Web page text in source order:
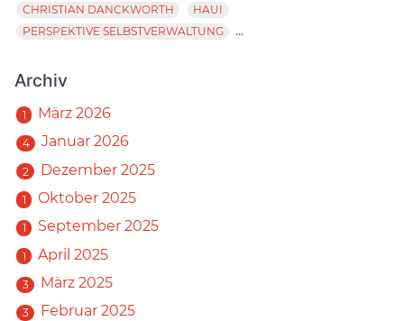
CHRISTIAN DANCKWORTH
HAUI
PERSPEKTIVE SELBSTVERWALTUNG
...
Archiv
1 März 2026
4 Januar 2026
2 Dezember 2025
1 Oktober 2025
1 September 2025
1 April 2025
3 März 2025
3 Februar 2025